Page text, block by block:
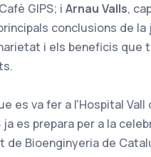
GIPS; i Arnau Valls,
conclusions de la
i els beneficis que
es va fer a l'Hospital Vall
ja es prepara per a la
Bioenginyeria de